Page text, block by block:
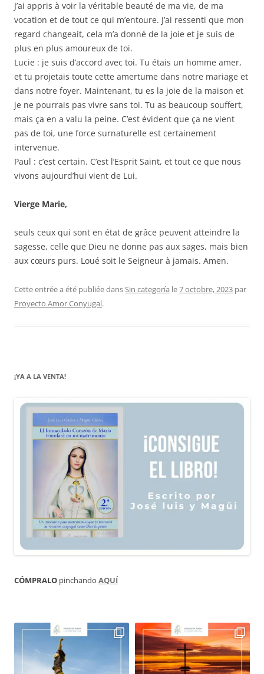
J’ai appris à voir la véritable beauté de ma vie, de ma
vocation et de tout ce qui m’entoure. J’ai ressenti que mon
regard changeait, cela m’a donné de la joie et je suis de
plus en plus amoureux de toi.
Lucie : je suis d’accord avec toi. Tu étais un homme amer,
et tu projetais toute cette amertume dans notre mariage et
dans notre foyer. Maintenant, tu es la joie de la maison et
je ne pourrais pas vivre sans toi. Tu as beaucoup souffert,
mais ça en a valu la peine. C’est évident que ça ne vient
pas de toi, une force surnaturelle est certainement
intervenue.
Paul : c’est certain. C’est l’Esprit Saint, et tout ce que nous
vivons aujourd’hui vient de Lui.
Vierge Marie,
seuls ceux qui sont en état de grâce peuvent atteindre la
sagesse, celle que Dieu ne donne pas aux sages, mais bien
aux cœurs purs. Loué soit le Seigneur à jamais. Amen.
Cette entrée a été publiée dansSin categoría le7 octobre, 2023 par
Proyecto Amor Conyugal.
¡YA A LA VENTA!
CÓMPRALO pinchando AQUÍ